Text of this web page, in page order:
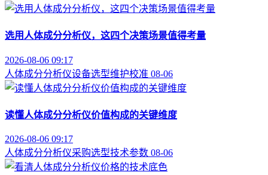
选用人体成分分析仪，这四个决策场景值得考量
2026-08-06 09:17
人体成分分析仪设备选型维护校准 08-06
读懂人体成分分析仪价值构成的关键维度
2026-08-06 09:17
人体成分分析仪采购选型技术参数 08-06